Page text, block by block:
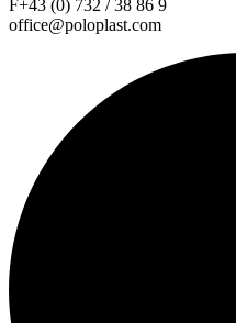
F+43 (0) 732 / 38 86 9
office@poloplast.com